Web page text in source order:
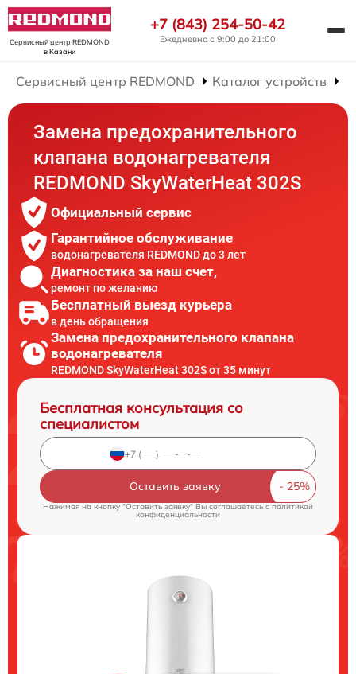
Сервисный центр REDMOND
в Казани
+7 (843) 254-50-42
Ежедневно с 9:00 до 21:00
Сервисный центр REDMOND Каталог устройств
Замена предохранительного
клапана водонагревателя
REDMOND SkyWaterHeat 302S
Официальный сервис
Гарантийное обслуживание
водонагревателя REDMOND до 3 лет
Диагностика за наш счет,
ремонт по желанию
Бесплатный выезд курьера
в день обращения
Замена предохранительного клапана
водонагревателя
REDMOND SkyWaterHeat 302S от 35 минут
Бесплатная консультация со
специалистом
Оставить заявку
Нажимая на кнопку "Оставить заявку" Вы соглашаетесь c политикой
конфиденциальности